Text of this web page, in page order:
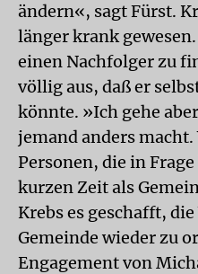
ändern«, sagt Fürst.
länger krank
einen Nachfolger zu
völlig aus, daß er
könnte. »Ich gehe
jemand anders
Personen, die in
kurzen Zeit als
Krebs es geschafft,
Gemeinde wieder zu
Engagement von